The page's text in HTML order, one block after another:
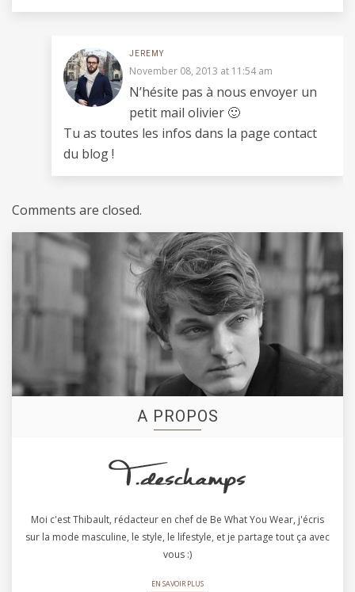
JEREMY
November 08, 2013 at 11:54 am
N’hésite pas à nous envoyer un
petit mail olivier 🙂
Tu as toutes les infos dans la page contact
du blog !
Comments are closed.
A PROPOS
Moi c'est Thibault, rédacteur en chef de Be What You Wear, j'écris
sur la mode masculine, le style, le lifestyle, et je partage tout ça avec
vous :)
EN SAVOIR PLUS